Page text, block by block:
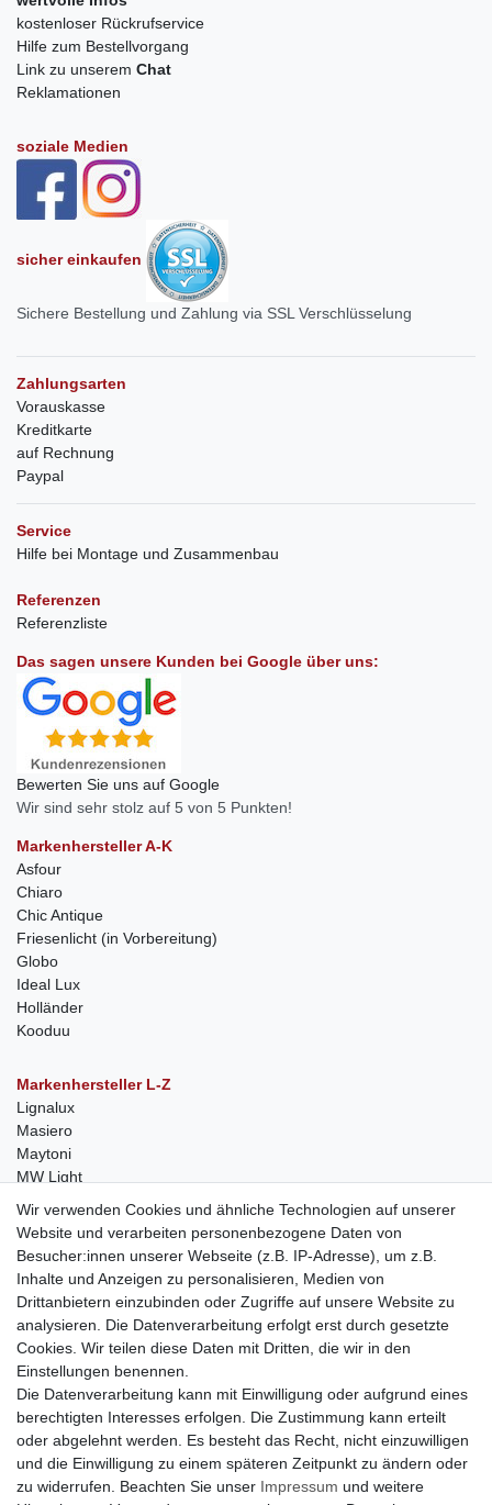
kostenloser Rückrufservice
Hilfe zum Bestellvorgang
Link zu unserem Chat
Reklamationen
soziale Medien
sicher einkaufen
Sichere Bestellung und Zahlung via SSL Verschlüsselung
Zahlungsarten
Vorauskasse
Kreditkarte
auf Rechnung
Paypal
Service
Hilfe bei Montage und Zusammenbau
Referenzen
Referenzliste
Das sagen unsere Kunden bei Google über uns:
Bewerten Sie uns auf Google
Wir sind sehr stolz auf 5 von 5 Punkten!
Markenhersteller A-K
Asfour
Chiaro
Chic Antique
Friesenlicht (in Vorbereitung)
Globo
Ideal Lux
Holländer
Kooduu
Markenhersteller L-Z
Lignalux
Masiero
Maytoni
MW Light
Anfragen von Herstellern
Sie sind Lampen-Hersteller und suchen einen Vertriebspartner in
der Schweiz?
Kontaktieren Sie uns per Mail:Herstelleranfrage Vertrieb
Schweiz
Newsletter
Newsletter
Wir verwenden Cookies und ähnliche Technologien auf unserer
Website und verarbeiten personenbezogene Daten von
Besucher:innen unserer Webseite (z.B. IP-Adresse), um z.B.
Inhalte und Anzeigen zu personalisieren, Medien von
Drittanbietern einzubinden oder Zugriffe auf unsere Website zu
analysieren. Die Datenverarbeitung erfolgt erst durch gesetzte
Cookies. Wir teilen diese Daten mit Dritten, die wir in den
Einstellungen benennen.
Die Datenverarbeitung kann mit Einwilligung oder aufgrund eines
berechtigten Interesses erfolgen. Die Zustimmung kann erteilt
oder abgelehnt werden. Es besteht das Recht, nicht einzuwilligen
und die Einwilligung zu einem späteren Zeitpunkt zu ändern oder
zu widerrufen. Beachten Sie unser Impressum und weitere